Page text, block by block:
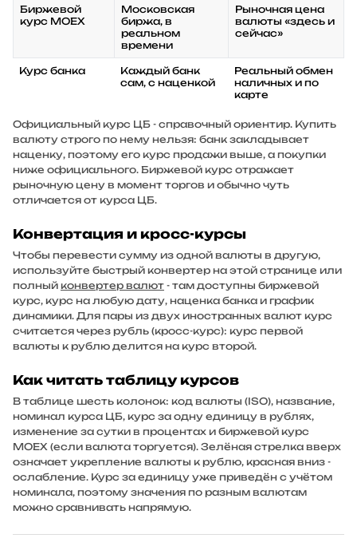
Биржевой
курс MOEX
Московская
биржа, в
реальном
времени
Рыночная цена
валюты «здесь и
сейчас»
Курс банка
Каждый банк
сам, с наценкой
Реальный обмен
наличных и по
карте
Официальный курс ЦБ - справочный ориентир. Купить
валюту строго по нему нельзя: банк закладывает
наценку, поэтому его курс продажи выше, а покупки
ниже официального. Биржевой курс отражает
рыночную цену в момент торгов и обычно чуть
отличается от курса ЦБ.
Конвертация и кросс-курсы
Чтобы перевести сумму из одной валюты в другую,
используйте быстрый конвертер на этой странице или
полный конвертер валют - там доступны биржевой
курс, курс на любую дату, наценка банка и график
динамики. Для пары из двух иностранных валют курс
считается через рубль (кросс-курс): курс первой
валюты к рублю делится на курс второй.
Как читать таблицу курсов
В таблице шесть колонок: код валюты (ISO), название,
номинал курса ЦБ, курс за одну единицу в рублях,
изменение за сутки в процентах и биржевой курс
MOEX (если валюта торгуется). Зелёная стрелка вверх
означает укрепление валюты к рублю, красная вниз -
ослабление. Курс за единицу уже приведён с учётом
номинала, поэтому значения по разным валютам
можно сравнивать напрямую.